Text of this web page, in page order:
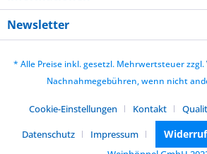
Newsletter
* Alle Preise inkl. gesetzl. Mehrwertsteuer zzgl.
Nachnahmegebühren, wenn nicht
Cookie-Einstellungen Kontakt
Datenschutz
Impressum